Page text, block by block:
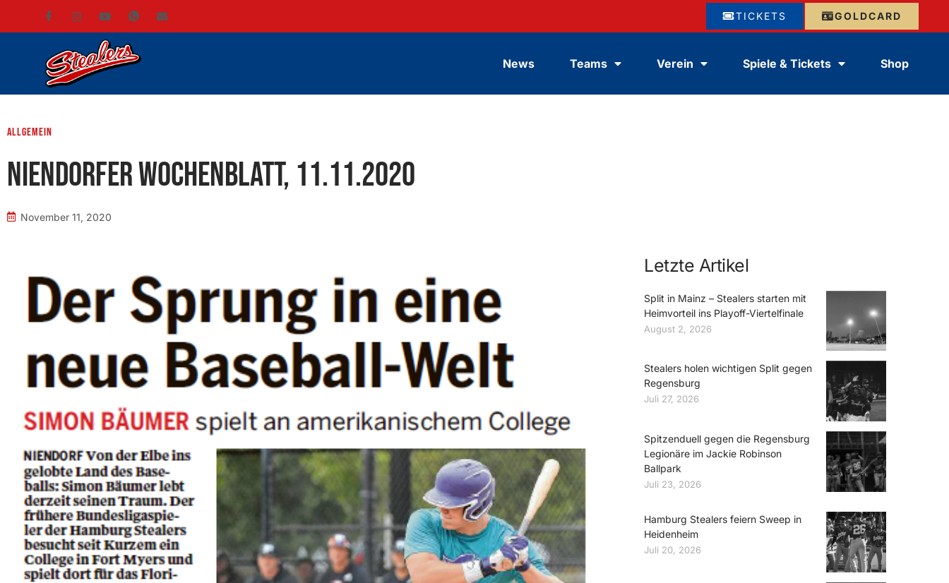
GOLDCARD
TICKETS
News Teams Verein Spiele & Tickets Shop
Allgemein
Niendorfer Wochenblatt, 11.11.2020
November 11, 2020
Letzte Artikel
Split in Mainz – Stealers starten mit
Heimvorteil ins Playoff-Viertelfinale
August 2, 2026
Stealers holen wichtigen Split gegen
Regensburg
Juli 27, 2026
Spitzenduell gegen die Regensburg
Legionäre im Jackie Robinson
Ballpark
Juli 23, 2026
Hamburg Stealers feiern Sweep in
Heidenheim
Juli 20, 2026